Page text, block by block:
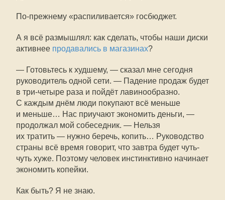
По-прежнему «распиливается» госбюджет.
А я всё размышлял: как сделать, чтобы наши диски
активнее продавались в магазинах?
— Готовьтесь к худшему, — сказал мне сегодня
руководитель одной сети. — Падение продаж будет
в три-четыре раза и пойдёт лавинообразно.
С каждым днём люди покупают всё меньше
и меньше… Нас приучают экономить деньги, —
продолжал мой собеседник. — Нельзя
их тратить — нужно беречь, копить… Руководство
страны всё время говорит, что завтра будет чуть-
чуть хуже. Поэтому человек инстинктивно начинает
экономить копейки.
Как быть? Я не знаю.